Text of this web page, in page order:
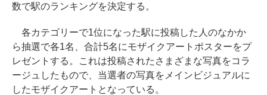
数で駅のランキングを決定する。
各カテゴリーで1位になった駅に投稿した人のなかか
ら抽選で各1名、合計5名にモザイクアートポスターをプ
レゼントする。これは投稿されたさまざまな写真をコラ
ージュしたもので、当選者の写真をメインビジュアルに
したモザイクアートとなっている。